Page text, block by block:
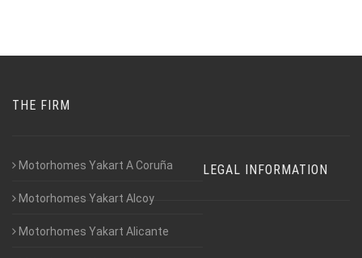
THE FIRM
Motorhomes Yakart A Coruña
Motorhomes Yakart Alcoy
Motorhomes Yakart Alicante
LEGAL INFORMATION